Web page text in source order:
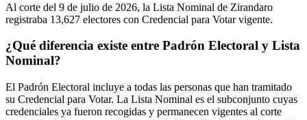
Al corte del 9 de julio de 2026, la Lista Nominal de Zirandaro
registraba 13,627 electores con Credencial para Votar vigente.
¿Qué diferencia existe entre Padrón Electoral y Lista
Nominal?
El Padrón Electoral incluye a todas las personas que han tramitado
su Credencial para Votar. La Lista Nominal es el subconjunto cuyas
credenciales ya fueron recogidas y permanecen vigentes al corte